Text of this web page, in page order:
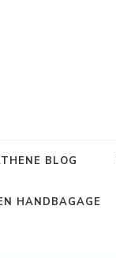
BLOG
HANDBAGAGE